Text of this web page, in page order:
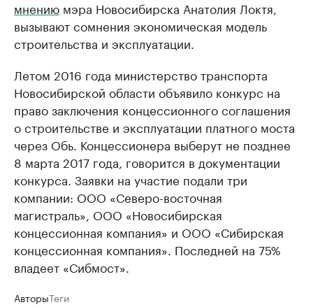
мнению мэра Новосибирска Анатолия Локтя,
вызывают сомнения экономическая модель
строительства и эксплуатации.
Летом 2016 года министерство транспорта
Новосибирской области объявило конкурс на
право заключения концессионного соглашения
о строительстве и эксплуатации платного моста
через Обь. Концессионера выберут не позднее
8 марта 2017 года, говорится в документации
конкурса. Заявки на участие подали три
компании: ООО «Северо-восточная
магистраль», ООО «Новосибирская
концессионная компания» и ООО «Сибирская
концессионная компания». Последней на 75%
владеет «Сибмост».
АвторыТеги